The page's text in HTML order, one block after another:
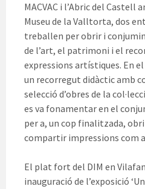
MACVAC i l’Abric del Castell
Museu de la Valltorta, dos
treballen per obrir i
de l’art, el patrimoni i el
expressions artístiques. En
un recorregut didàctic amb
selecció d’obres de la
es va fonamentar en el
per a, un cop finalitzada,
compartir impressions com
El plat fort del DIM en
inauguració de l’exposició